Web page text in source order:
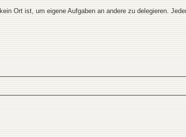
Ort ist, um eigene Aufgaben an andere zu delegieren.